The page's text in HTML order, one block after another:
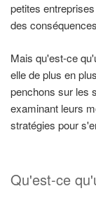
petites
des
Mais qu'est-ce
elle de plus en
penchons sur les
examinant leurs
stratégies pour
Qu'est-ce